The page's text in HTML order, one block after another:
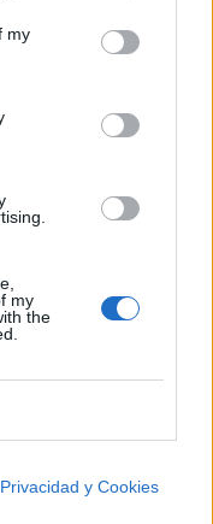
my
my
the
Privacidad y Cookies
del rock n' roll